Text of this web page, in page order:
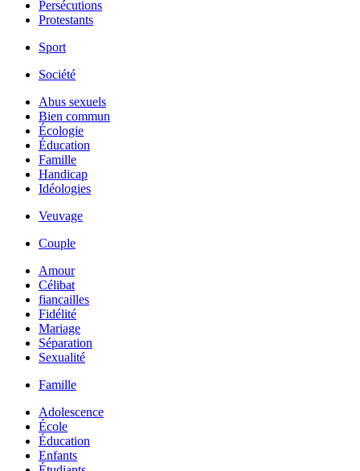
Persécutions
Protestants
Sport
Société
Abus sexuels
Bien commun
Écologie
Éducation
Famille
Handicap
Idéologies
Veuvage
Couple
Amour
Célibat
fiancailles
Fidélité
Mariage
Séparation
Sexualité
Famille
Adolescence
École
Éducation
Enfants